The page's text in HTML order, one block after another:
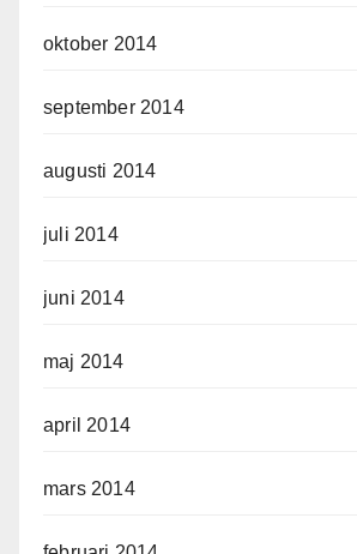
oktober 2014
september 2014
augusti 2014
juli 2014
juni 2014
maj 2014
april 2014
mars 2014